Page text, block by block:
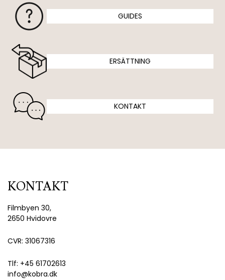
GUIDES
ERSÄTTNING
KONTAKT
KONTAKT
Filmbyen 30,
2650 Hvidovre
CVR: 31067316
Tlf: +45 61702613
info@kobra.dk